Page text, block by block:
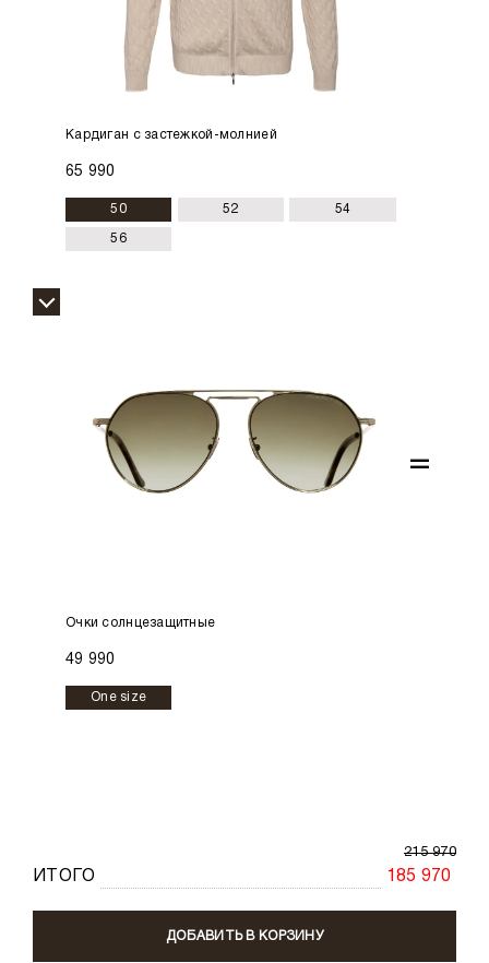
Кардиган с застежкой-молнией
65 990
50 52 54
56
Очки солнцезащитные
49 990
One size
=
ИТОГО
215 970
185 970
ДОБАВИТЬ В КОРЗИНУ